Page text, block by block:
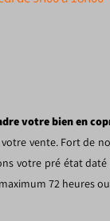
votre bien en
vente. Fort de
votre pré état
72 heures